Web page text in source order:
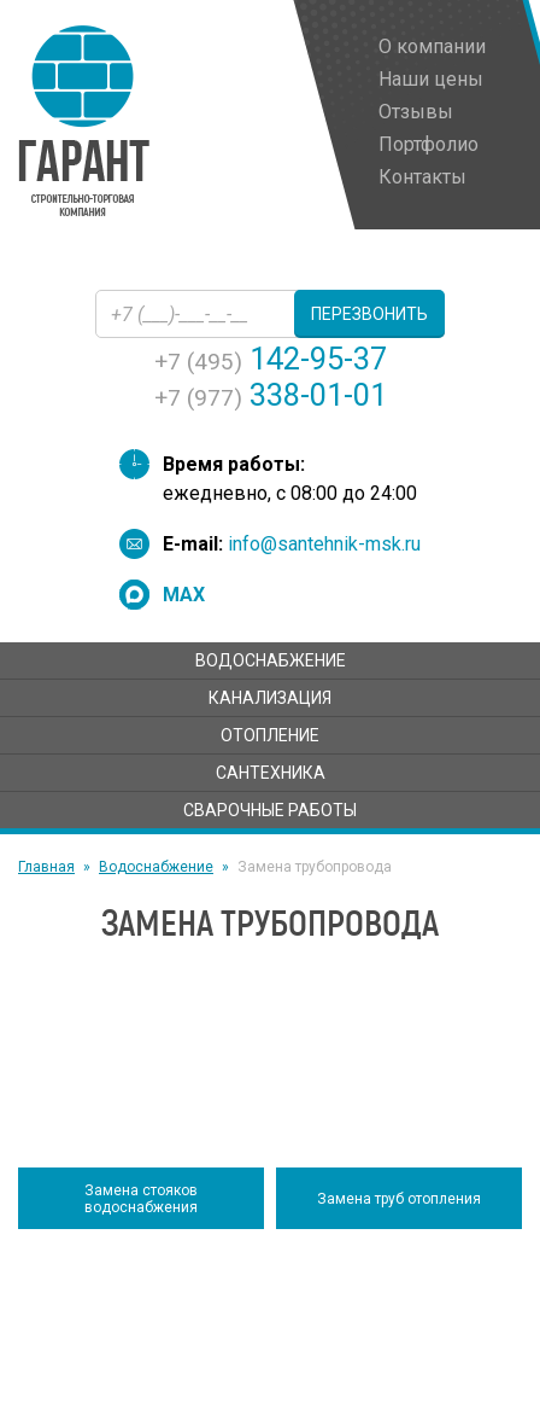
О компании
Наши цены
Отзывы
Портфолио
Контакты
Время работы:
ежедневно, с 08:00 до 24:00
E-mail: info@santehnik-msk.ru
MAX
+7 (495) 142-95-37
+7 (977) 338-01-01
ПЕРЕЗВОНИТЬ
ВОДОСНАБЖЕНИЕ
КАНАЛИЗАЦИЯ
ОТОПЛЕНИЕ
САНТЕХНИКА
СВАРОЧНЫЕ РАБОТЫ
Главная Водоснабжение Замена трубопровода
ЗАМЕНА ТРУБОПРОВОДА
Замена стояков
водоснабжения
Замена труб отопления